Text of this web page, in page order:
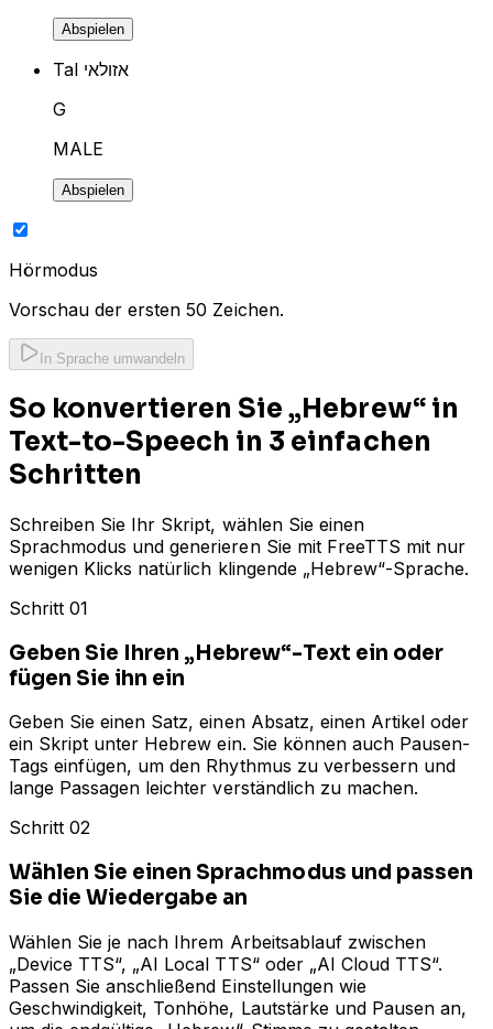
Abspielen
Tal אזולאי
G
MALE
Abspielen
Hörmodus
Vorschau der ersten 50 Zeichen.
In Sprache umwandeln
So konvertieren Sie „Hebrew“ in
Text-to-Speech in 3 einfachen
Schritten
Schreiben Sie Ihr Skript, wählen Sie einen
Sprachmodus und generieren Sie mit FreeTTS mit nur
wenigen Klicks natürlich klingende „Hebrew“-Sprache.
Schritt 01
Geben Sie Ihren „Hebrew“-Text ein oder
fügen Sie ihn ein
Geben Sie einen Satz, einen Absatz, einen Artikel oder
ein Skript unter Hebrew ein. Sie können auch Pausen-
Tags einfügen, um den Rhythmus zu verbessern und
lange Passagen leichter verständlich zu machen.
Schritt 02
Wählen Sie einen Sprachmodus und passen
Sie die Wiedergabe an
Wählen Sie je nach Ihrem Arbeitsablauf zwischen
„Device TTS“, „AI Local TTS“ oder „AI Cloud TTS“.
Passen Sie anschließend Einstellungen wie
Geschwindigkeit, Tonhöhe, Lautstärke und Pausen an,